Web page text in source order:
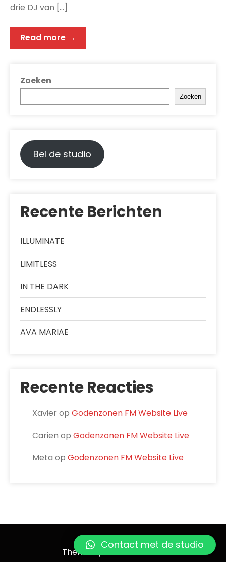
drie DJ van […]
Read more →
Zoeken
Zoeken
Bel de studio
Recente Berichten
ILLUMINATE
LIMITLESS
IN THE DARK
ENDLESSLY
AVA MARIAE
Recente Reacties
Xavierop Godenzonen FM Website Live
Carien op Godenzonen FM Website Live
Meta op Godenzonen FM Website Live
Godenzonen FM
Theme by Grace Themes
Contact met de studio